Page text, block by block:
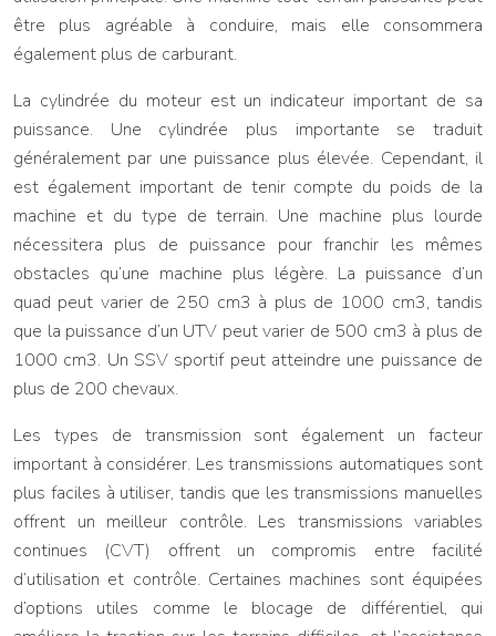
être plus agréable à conduire, mais elle consommera
également plus de carburant.
La cylindrée du moteur est un indicateur important de sa
puissance. Une cylindrée plus importante se traduit
généralement par une puissance plus élevée. Cependant, il
est également important de tenir compte du poids de la
machine et du type de terrain. Une machine plus lourde
nécessitera plus de puissance pour franchir les mêmes
obstacles qu’une machine plus légère. La puissance d’un
quad peut varier de 250 cm3 à plus de 1000 cm3, tandis
que la puissance d’un UTV peut varier de 500 cm3 à plus de
1000 cm3. Un SSV sportif peut atteindre une puissance de
plus de 200 chevaux.
Les types de transmission sont également un facteur
important à considérer. Les transmissions automatiques sont
plus faciles à utiliser, tandis que les transmissions manuelles
offrent un meilleur contrôle. Les transmissions variables
continues (CVT) offrent un compromis entre facilité
d’utilisation et contrôle. Certaines machines sont équipées
d’options utiles comme le blocage de différentiel, qui